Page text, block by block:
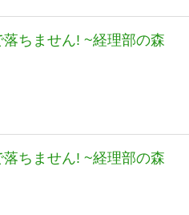
落ちません! ~経理部の森
落ちません! ~経理部の森